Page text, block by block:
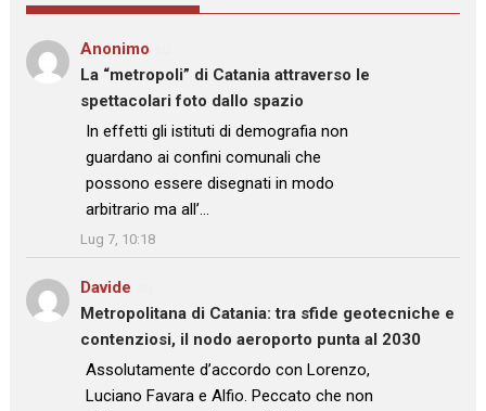
Anonimo
La “metropoli” di Catania attraverso le
spettacolari foto dallo spazio
: “
In effetti gli istituti di demografia non
guardano ai confini comunali che
possono essere disegnati in modo
arbitrario ma all’…
”
Lug 7, 10:18
Davide
Metropolitana di Catania: tra sfide geotecniche e
contenziosi, il nodo aeroporto punta al 2030
: “
Assolutamente d’accordo con Lorenzo,
Luciano Favara e Alfio. Peccato che non